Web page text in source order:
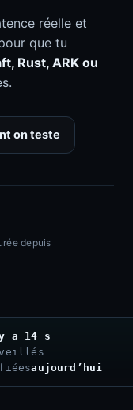
réelle et
que tu
Rust, ARK ou
on teste
depuis
a 16 s
aujourd’hui